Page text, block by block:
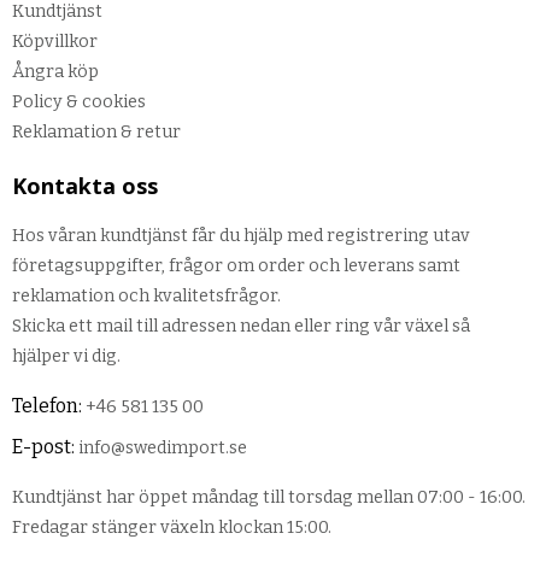
Kundtjänst
Köpvillkor
Ångra köp
Policy & cookies
Reklamation & retur
Kontakta oss
Hos våran kundtjänst får du hjälp med registrering utav
företagsuppgifter, frågor om order och leverans samt
reklamation och kvalitetsfrågor.
Skicka ett mail till adressen nedan eller ring vår växel så
hjälper vi dig.
Telefon: +46 581 135 00
E-post: info@swedimport.se
Kundtjänst har öppet måndag till torsdag mellan 07:00 - 16:00.
Fredagar stänger växeln klockan 15:00.